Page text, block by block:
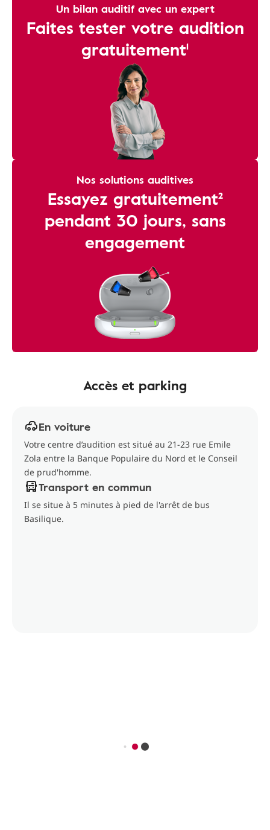
Un bilan auditif avec un expert
Faites tester votre audition
gratuitement¹
Nos solutions auditives
Essayez gratuitement²
pendant 30 jours, sans
engagement
Accès et parking
En voiture
Votre centre d’audition est situé au 21-23 rue Emile
Zola entre la Banque Populaire du Nord et le Conseil
de prud'homme.
Transport en commun
Il se situe à 5 minutes à pied de l'arrêt de bus
Basilique.